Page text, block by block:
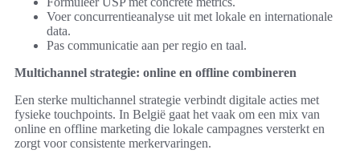
Voer concurrentieanalyse uit met lokale en internationale
data.
Pas communicatie aan per regio en taal.
Multichannel strategie: online en offline combineren
Een sterke multichannel strategie verbindt digitale acties met
fysieke touchpoints. In België gaat het vaak om een mix van
online en offline marketing die lokale campagnes versterkt en
zorgt voor consistente merkervaringen.